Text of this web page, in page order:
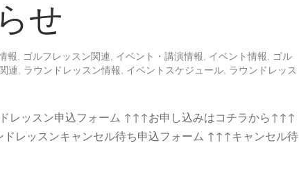
せ
報, ゴルフレッスン関連, イベント・講演情報, イベント情報, ゴル
連, ラウンドレッスン情報, イベントスケジュール, ラウンドレッス
レッスン申込フォーム ↑↑↑お申し込みはコチラから↑↑↑
ドレッスンキャンセル待ち申込フォーム ↑↑↑キャンセル待